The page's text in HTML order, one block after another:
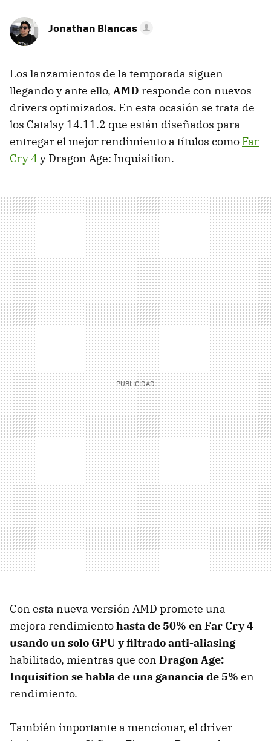
Jonathan Blancas
Los lanzamientos de la temporada siguen
llegando y ante ello, AMD responde con nuevos
drivers optimizados. En esta ocasión se trata de
los Catalsy 14.11.2 que están diseñados para
entregar el mejor rendimiento a títulos como Far
Cry 4 y Dragon Age: Inquisition.
Con esta nueva versión AMD promete una
mejora rendimientohasta de 50% en Far Cry 4
usando un solo GPU y filtrado anti-aliasing
habilitado, mientras que con Dragon Age:
Inquisition se habla de una ganancia de 5% en
rendimiento.
También importante a mencionar, el driver